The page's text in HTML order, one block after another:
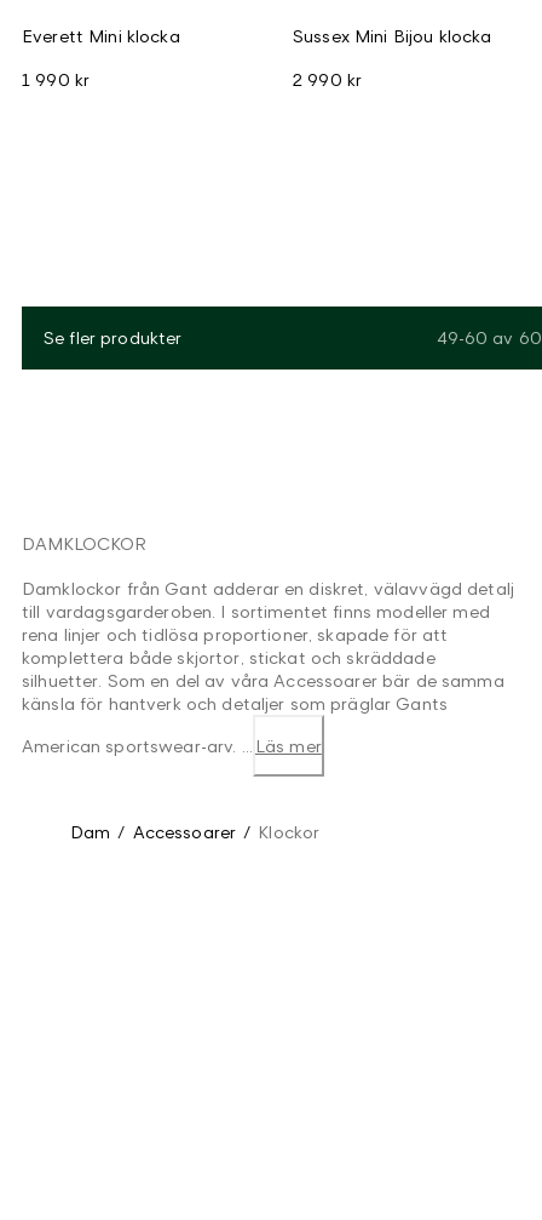
Everett Mini klocka
1 990 kr
Sussex Mini Bijou klocka
2 990 kr
Se fler produkter 49-60 av 60
DAMKLOCKOR
Damklockor från Gant adderar en diskret, välavvägd detalj
till vardagsgarderoben. I sortimentet finns modeller med
rena linjer och tidlösa proportioner, skapade för att
komplettera både skjortor, stickat och skräddade
silhuetter. Som en del av våra Accessoarer bär de samma
känsla för hantverk och detaljer som präglar Gants
American sportswear-arv. ... Läs mer
Dam / Accessoarer / Klockor